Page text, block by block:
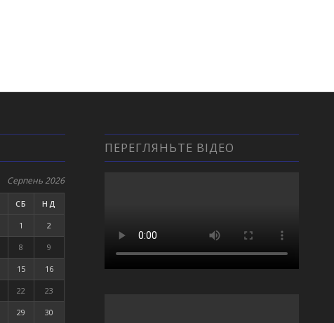
Серпень 2026
СБ НД
1 2
8 9
15 16
22 23
29 30
ПЕРЕГЛЯНЬТЕ ВІДЕО